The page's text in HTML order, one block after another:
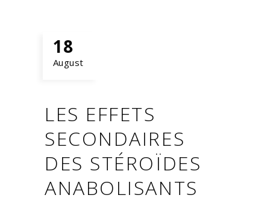
18
August
LES EFFETS
SECONDAIRES
DES STÉROÏDES
ANABOLISANTS